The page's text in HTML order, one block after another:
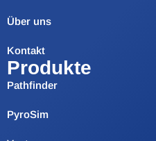
Über uns
Kontakt
Produkte
Pathfinder
PyroSim